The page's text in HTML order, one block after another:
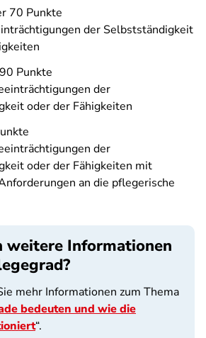
70 Punkte
der Selbstständigkeit
Punkte
der
oder der Fähigkeiten
der
oder der Fähigkeiten mit
an die pflegerische
weitere Informationen
mehr Informationen zum Thema
bedeuten und wie die
“.